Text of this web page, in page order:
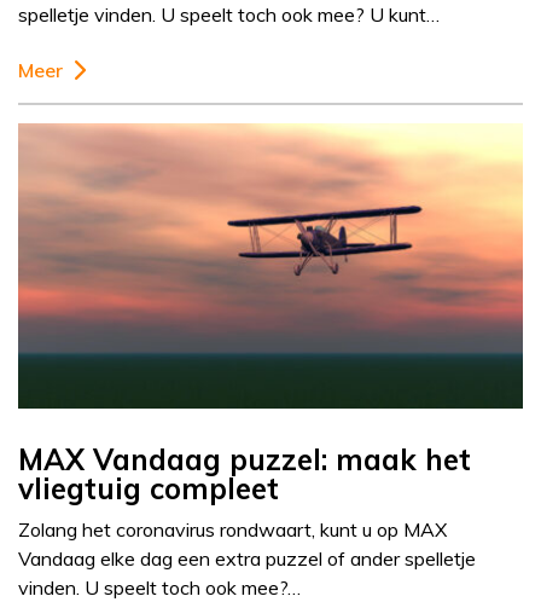
spelletje vinden. U speelt toch ook mee? U kunt…
Meer
MAX Vandaag puzzel: maak het
vliegtuig compleet
Zolang het coronavirus rondwaart, kunt u op MAX
Vandaag elke dag een extra puzzel of ander spelletje
vinden. U speelt toch ook mee?…